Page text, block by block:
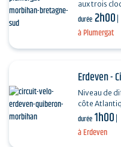
à Plumergat
aux trois
situent le
durée 2h00
à Erdeven
Erdeven -
Niveau de
côte
comprenant
homologué…
durée 1h00